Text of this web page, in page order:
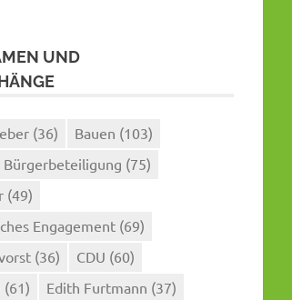
UND
(36) Bauen (103)
Bürgerbeteiligung (75)
(49)
Engagement (69)
(36) CDU (60)
(61) Edith Furtmann (37)